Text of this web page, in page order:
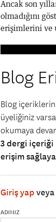
Ancak son
olmadığını
erişimlerini ve
Blog
Blog
üyeliğiniz
okumaya
3 dergi içeriği
erişim
Giriş yap
ADINIZ